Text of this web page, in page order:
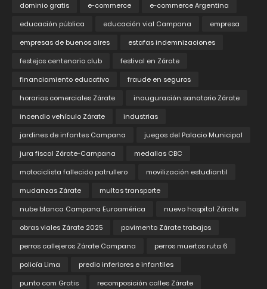
dominio gratis
e-commerce
e-commerce Argentina
educación pública
educación vial Campana
empresa
empresas de buenos aires
estafas indemnizaciones
festejos centenario club
festival en Zárate
financiamiento educativo
fraude en seguros
horarios comerciales Zárate
inauguración sanatorio Zárate
incendio vehículo Zárate
industrias
jardines de infantes Campana
juegos del Palacio Municipal
jura fiscal Zárate-Campana
medallas CBC
motociclista fallecido patrullero
movilización estudiantil
mudanzas Zárate
multas transporte
nube blanca Campana Euroamérica
nuevo hospital Zárate
obras viales Zárate 2025
pavimento Zárate trabajos
perros callejeros Zárate Campana
perros muertos ruta 6
policía Lima
predio inferiores e infantiles
punto com Gratis
recomposición calles Zárate